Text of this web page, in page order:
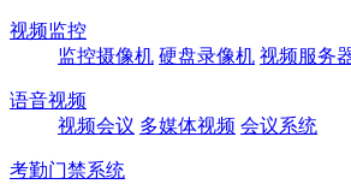
视频监控
监控摄像机 硬盘录像机 视频服务
语音视频
视频会议 多媒体视频 会议系统
考勤门禁系统